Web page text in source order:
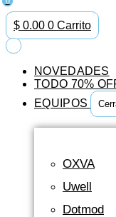
$ 0.00 0 Carrito
NOVEDADES
TODO 70%
EQUIPOS
OXVA
Uwell
Dotmod